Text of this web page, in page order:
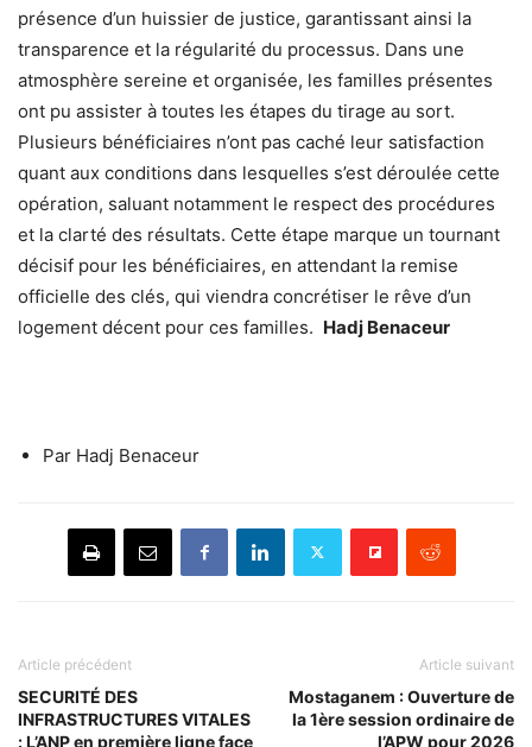
présence d’un huissier de justice, garantissant ainsi la
transparence et la régularité du processus. Dans une
atmosphère sereine et organisée, les familles présentes
ont pu assister à toutes les étapes du tirage au sort.
Plusieurs bénéficiaires n’ont pas caché leur satisfaction
quant aux conditions dans lesquelles s’est déroulée cette
opération, saluant notamment le respect des procédures
et la clarté des résultats. Cette étape marque un tournant
décisif pour les bénéficiaires, en attendant la remise
officielle des clés, qui viendra concrétiser le rêve d’un
logement décent pour ces familles. Hadj Benaceur
Par Hadj Benaceur
Article précédent
SECURITÉ DES
INFRASTRUCTURES VITALES
: L’ANP en première ligne face
Article suivant
Mostaganem : Ouverture de
la 1ère session ordinaire de
l’APW pour 2026